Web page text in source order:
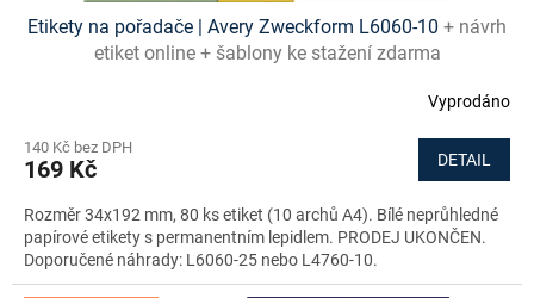
Etikety na pořadače | Avery Zweckform L6060-10 + návrh
etiket online + šablony ke stažení zdarma
Vyprodáno
140 Kč bez DPH
169 Kč DETAIL
Rozměr 34x192 mm, 80 ks etiket (10 archů A4). Bílé neprůhledné
papírové etikety s permanentním lepidlem. PRODEJ UKONČEN.
Doporučené náhrady: L6060-25 nebo L4760-10.